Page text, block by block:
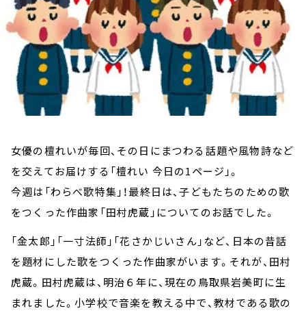
女優の檀れいが毎回、その日にまつわる話題や風物詩など
を交えてお届けする「檀れい 今日の1ページ」。
今週は「わらべ歌特集」！最終日は、子どもたちのための歌
をつくった作曲家「田村虎蔵」についてのお話でした。
「金太郎」「一寸法師」「花さかじいさん」など、日本の昔話
を題材にした歌をつくった作曲家がいます。それが、田村
虎蔵。田村虎蔵は、明治６年に、現在の鳥取県岩美町に生
まれました。小学校で音楽を教える中で、教材である歌の